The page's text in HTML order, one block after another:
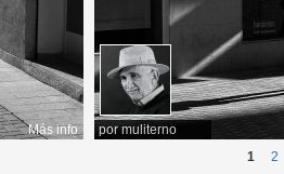
Más info pormuliterno
1 2